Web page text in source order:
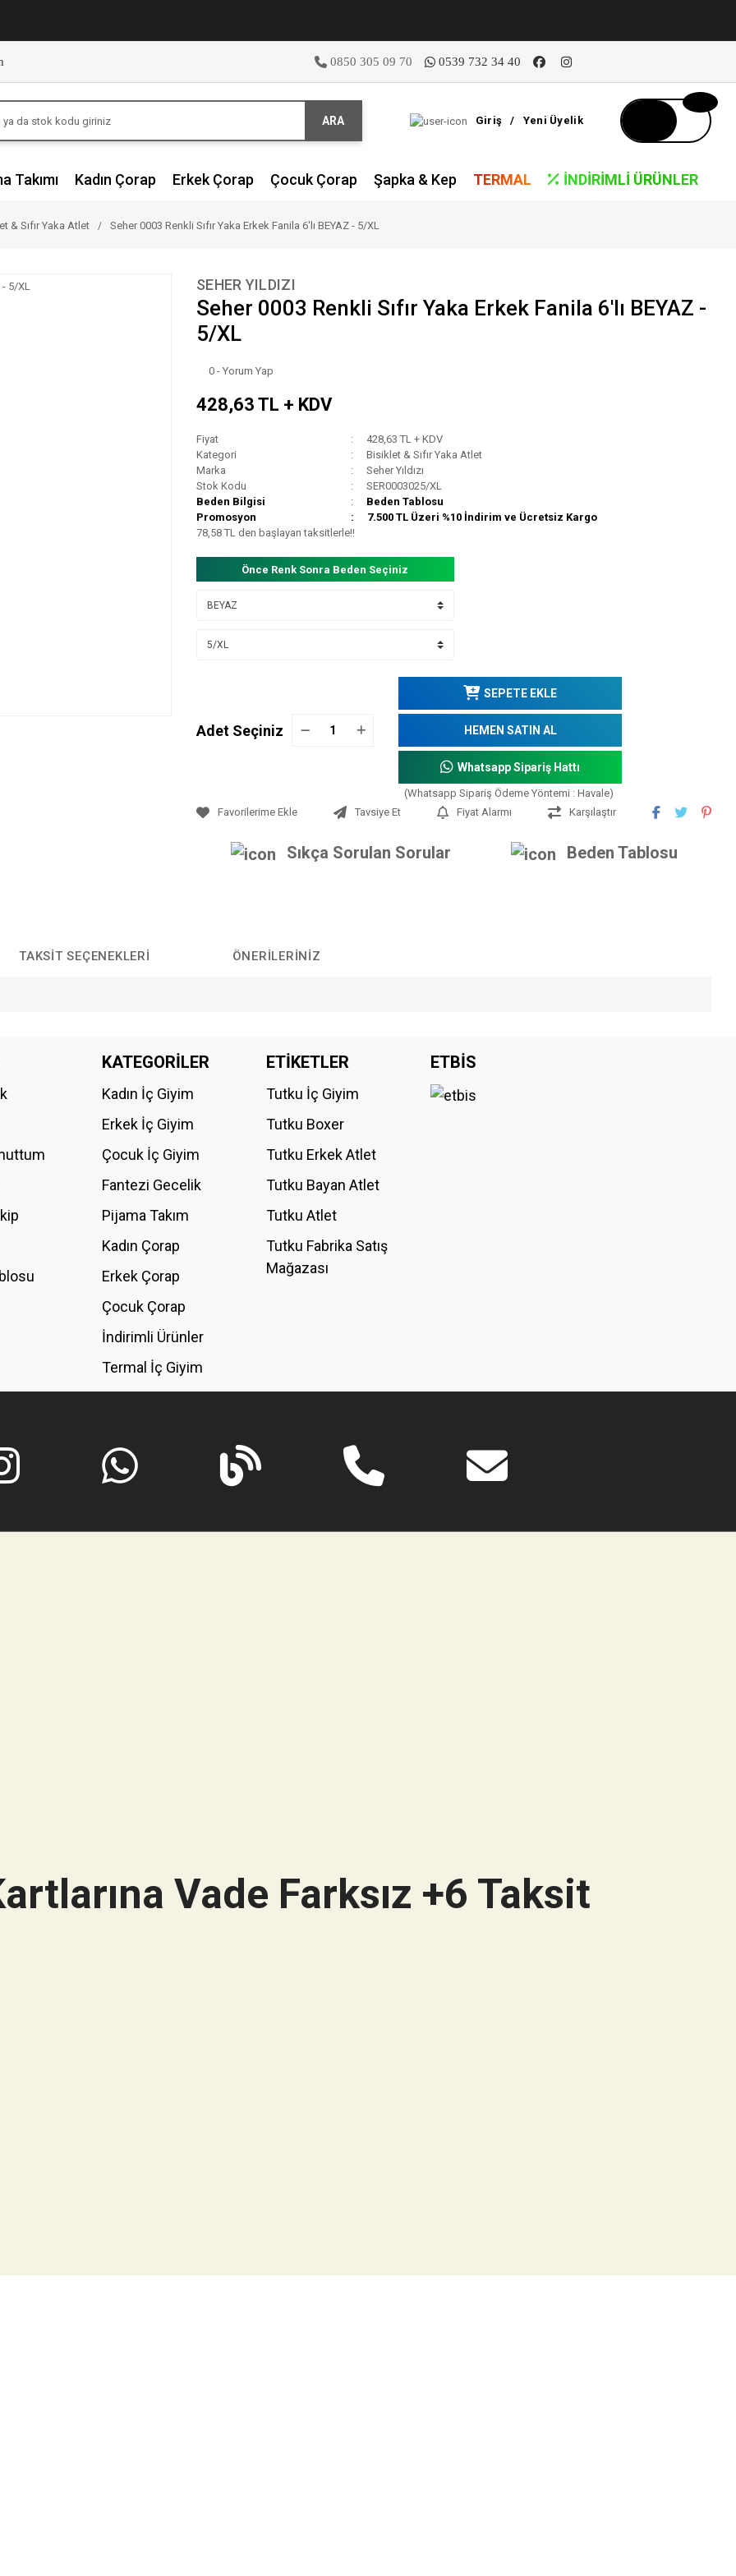
0850 305 09 70 0539 732 34 40
ARA Giriş / Yeni Üyelik
Takımı Kadın Çorap Erkek Çorap Çocuk Çorap Şapka & Kep TERMAL İNDIRIMLI ÜRÜNLER
& Sıfır Yaka Atlet Seher 0003 Renkli Sıfır Yaka Erkek Fanila 6'lı BEYAZ - 5/XL
SEHER YILDIZI
Seher 0003 Renkli Sıfır Yaka Erkek Fanila 6'lı BEYAZ -
5/XL
0 - Yorum Yap
428,63 TL + KDV
Fiyat
428,63 TL + KDV
Kategori
Bisiklet & Sıfır Yaka Atlet
Marka
Seher Yıldızı
Stok Kodu
SER0003025/XL
Beden Bilgisi
Beden Tablosu
Promosyon
7.500 TL Üzeri %10 İndirim ve Ücretsiz Kargo
78,58 TL den başlayan taksitlerle!!
Önce Renk Sonra Beden Seçiniz
Adet Seçiniz
SEPETE EKLE
HEMEN SATIN AL
Whatsapp Sipariş Hattı
(Whatsapp Sipariş Ödeme Yöntemi : Havale)
Tavsiye Et
Fiyat Alarmı Karşılaştır
Sıkça Sorulan Sorular Beden Tablosu
TAKSIT SEÇENEKLERI ÖNERILERINIZ
Bu ürüne ilk yorumu siz yapın!
KATEGORİLER
Kadın İç Giyim
Erkek İç Giyim
Çocuk İç Giyim
Fantezi Gecelik
Pijama Takım
Kadın Çorap
Erkek Çorap
Çocuk Çorap
İndirimli Ürünler
Termal İç Giyim
ETİKETLER
Tutku İç Giyim
Tutku Boxer
Tutku Erkek Atlet
Tutku Bayan Atlet
Tutku Atlet
Tutku Fabrika Satış
Mağazası
ETBİS
Vade Farksız +6 Taksit